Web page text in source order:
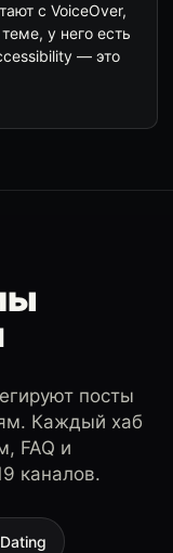
с VoiceOver,
у него есть
— это
посты
Каждый хаб
FAQ и
каналов.
Dating